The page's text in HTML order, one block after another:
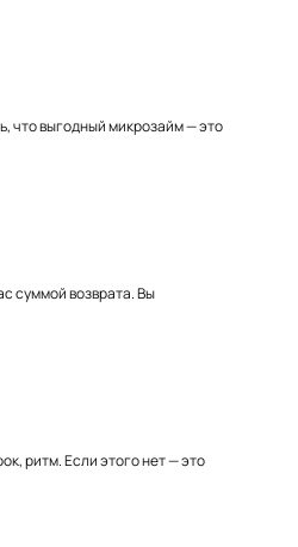
что выгодный микрозайм — это
суммой возврата. Вы
ритм. Если этого нет — это